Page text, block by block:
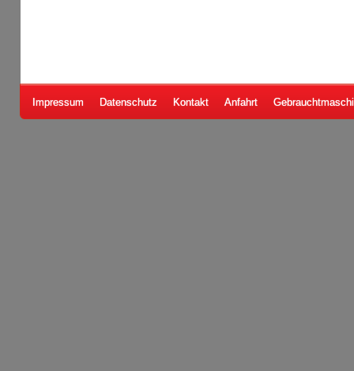
Impressum Datenschutz Kontakt Anfahrt